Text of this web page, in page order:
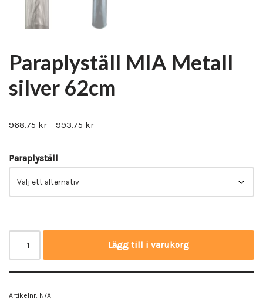
Paraplyställ MIA Metall
silver 62cm
968.75 kr – 993.75 kr
Paraplyställ
Lägg till i varukorg
Artikelnr: N/A